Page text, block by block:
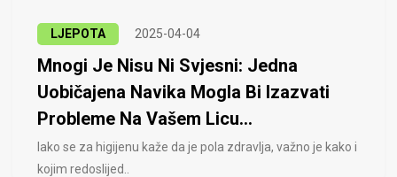
LJEPOTA 2025-04-04
Mnogi Je Nisu Ni Svjesni: Jedna
Uobičajena Navika Mogla Bi Izazvati
Probleme Na Vašem Licu...
Iako se za higijenu kaže da je pola zdravlja, važno je kako i
kojim redoslijed..